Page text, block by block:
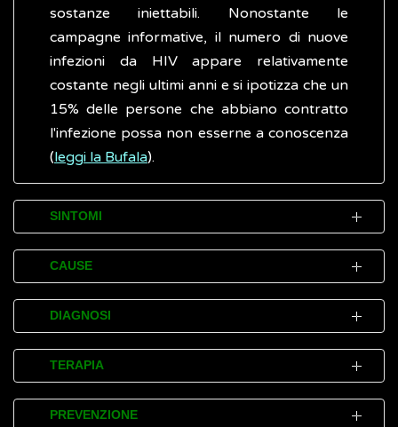
sostanze iniettabili. Nonostante le
campagne informative, il numero di nuove
infezioni da HIV appare relativamente
costante negli ultimi anni e si ipotizza che un
15% delle persone che abbiano contratto
l'infezione possa non esserne a conoscenza
(leggi la Bufala).
SINTOMI
Le infezioni sessualmente trasmesse (IST) si
manifestano con disturbi (sintomi)
estremamente variabili in base ai
microrganismi che ne sono responsabili
(leggi la Bufala
Le IST, di natura batterica (sifilide,gonorrea,
CAUSE
Le infezioni sessualmente tramesse (IST) si
acquisiscono generalmente per via sessuale,
attraverso i rapporti vaginali, anali, oro-
genitali non protetti da preservativo o da
dental dam (membrana in lattice) con
DIAGNOSI
Le infezioni sessualmente trasmesse (IST)
possono essere presenti senza dare
manifestazioni evidenti o provocare lesioni e
TERAPIA
Le IST possono essere di varia natura
PREVENZIONE